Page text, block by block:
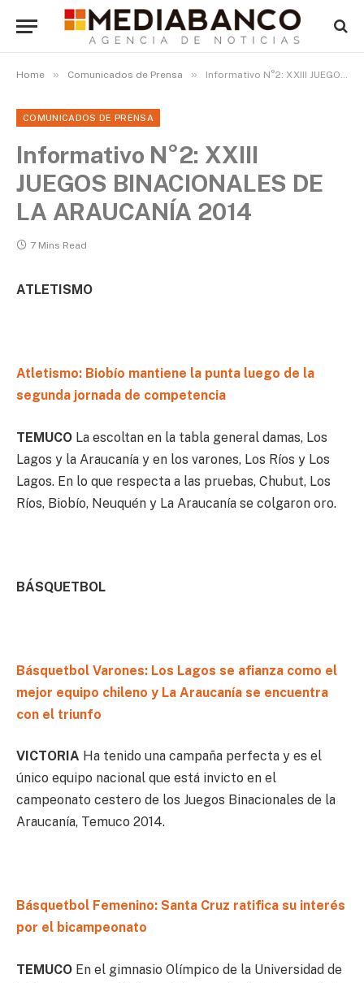
Home » Comunicados de Prensa » Informativo N°2: XXIII JUEGOS BINACIONALES DE LA ARAUCANÍA 2014
COMUNICADOS DE PRENSA
Informativo N°2: XXIII
JUEGOS BINACIONALES DE
LA ARAUCANÍA 2014
7 Mins Read
ATLETISMO
Atletismo: Biobío mantiene la punta luego de la
segunda jornada de competencia
TEMUCO La escoltan en la tabla general damas, Los
Lagos y la Araucanía y en los varones, Los Ríos y Los
Lagos. En lo que respecta a las pruebas, Chubut, Los
Ríos, Biobío, Neuquén y La Araucanía se colgaron oro.
BÁSQUETBOL
Básquetbol Varones: Los Lagos se afianza como el
mejor equipo chileno y La Araucanía se encuentra
con el triunfo
VICTORIA Ha tenido una campaña perfecta y es el
único equipo nacional que está invicto en el
campeonato cestero de los Juegos Binacionales de la
Araucanía, Temuco 2014.
Básquetbol Femenino: Santa Cruz ratifica su interés
por el bicampeonato
TEMUCO En el gimnasio Olímpico de la Universidad de